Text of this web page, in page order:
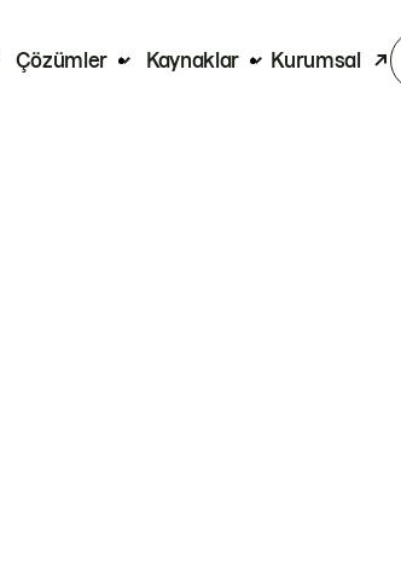
Çözümler Kaynaklar Kurumsal